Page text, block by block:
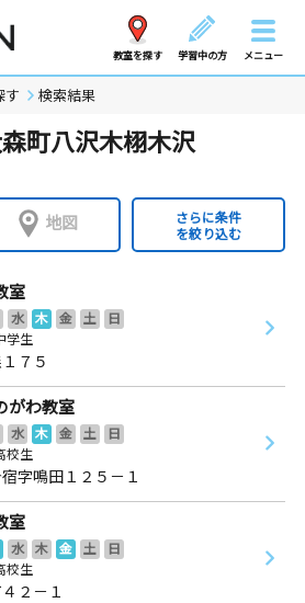
教室を探す 学習中の方 メニュー
す 検索結果
町八沢木栩木沢
地図
さらに条件
を絞り込む
室
水 木 金 土
日
学生
７５
がわ教室
水 木 金 土
日
校生
字鳴田１２５－１
室
水 木 金 土
日
校生
２－１